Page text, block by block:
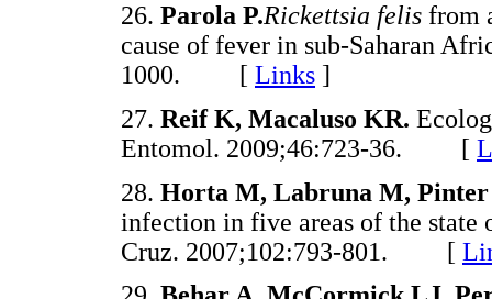
26. Parola P.Rickettsia felis from
cause of fever in sub-Saharan
1000. [ Links ]
27. Reif K, Macaluso KR.
Entomol. 2009;46:723-36. [
28. Horta M, Labruna M,
infection in five areas of the state
Cruz. 2007;102:793-801. [